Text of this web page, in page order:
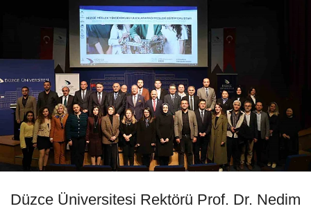
Düzce Üniversitesi Rektörü Prof. Dr. Nedim